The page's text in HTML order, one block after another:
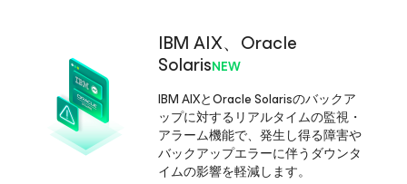
IBM AIX、Oracle
SolarisNEW
IBM AIXとOracle Solarisのバックア
ップに対するリアルタイムの監視・
アラーム機能で、発生し得る障害や
バックアップエラーに伴うダウンタ
イムの影響を軽減します。